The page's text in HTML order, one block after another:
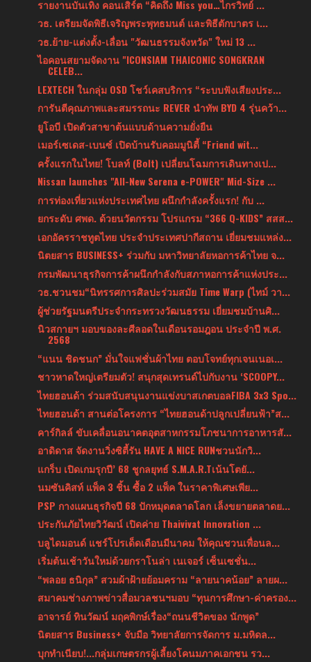
รายงานบันเทิง คอนเสิร์ต “คิดถึง Miss you…ไกรวิทย์ ...
วธ. เตรียมจัดพิธีเจริญพระพุทธมนต์ และพิธีตักบาตร เ...
วธ.ย้าย-แต่งตั้ง-เลื่อน "วัฒนธรรมจังหวัด" ใหม่ 13 ...
ไอคอนสยามจัดงาน "ICONSIAM THAICONIC SONGKRAN
CELEB...
LEXTECH ในกลุ่ม OSD โชว์เคสบริการ “ระบบฟังเสียงประ...
การันตีคุณภาพและสมรรถนะ REVER นำทัพ BYD 4 รุ่นคว้า...
ยูโอบี เปิดตัวสาขาต้นแบบด้านความยั่งยืน
เมอร์เซเดส-เบนซ์ เปิดบ้านรับคอมมูนิตี้ “Friend wit...
ครั้งแรกในไทย! โบลท์ (Bolt) เปลี่ยนโฉมการเดินทางเป...
Nissan launches "All-New Serena e-POWER" Mid-Size ...
การท่องเที่ยวแห่งประเทศไทย ผนึกกำลังครั้งแรก! กับ ...
ยกระดับ ศพด. ด้วยนวัตกรรม โปรแกรม “366 Q-KIDS” สสส...
เอกอัครราชทูตไทย ประจำประเทศปากีสถาน เยี่ยมชมแหล่ง...
นิตยสาร BUSINESS+ ร่วมกับ มหาวิทยาลัยหอการค้าไทย จ...
กรมพัฒนาธุรกิจการค้าผนึกกำลังกับสภาหอการค้าแห่งประ...
วธ.ชวนชม“นิทรรศการศิลปะร่วมสมัย Time Warp (ไทม์ วา...
ผู้ช่วยรัฐมนตรีประจำกระทรวงวัฒนธรรม เยี่ยมชมบ้านศิ...
นิวสกายฯ มอบของละศีลอดในเดือนรอมฎอน ประจำปี พ.ศ.
2568
“แนน ชิดชนก” มั่นใจแฟชั่นผ้าไทย ตอบโจทย์ทุกเจนเนอเ...
ชาวหาดใหญ่เตรียมตัว! สนุกสุดเทรนด์ไปกับงาน ‘SCOOPY...
ไทยฮอนด้า ร่วมสนับสนุนงานแข่งบาสเกตบอลFIBA 3x3 Spo...
ไทยฮอนด้า สานต่อโครงการ “ไทยฮอนด้าปลูกเปลี่ยนฟ้า”ส...
คาร์กิลล์ ขับเคลื่อนอนาคตอุตสาหกรรมโภชนาการอาหารสั...
อาดิดาส จัดงานวิ่งซิตี้รัน HAVE A NICE RUNชวนนักวิ...
แกร็บ เปิดเกมรุกปี’ 68 ชูกลยุทธ์ S.M.A.R.Tเน้นโตยั...
นมซันคิสท์ แพ็ค 3 ชิ้น ซื้อ 2 แพ็ค ในราคาพิเศษเพีย...
PSP กางแผนธุรกิจปี 68 ปักหมุดตลาดโลก เล็งขยายตลาดย...
ประกันภัยไทยวิวัฒน์ เปิดค่าย Thaivivat Innovation ...
บลูไดมอนด์ แชร์โปรเด็ดเดือนมีนาคม ให้คุณชวนเพื่อนล...
เริ่มต้นเช้าวันใหม่ด้วยกราโนล่า เนเจอร์ เซ็นเซชั่น...
“พลอย ธนิกุล” สวมผ้าฝ้ายย้อมคราม “ลายนาคน้อย” ลายผ...
สมาคมช่างภาพข่าวสื่อมวลชนฯมอบ “ทุนการศึกษา-ค่าครอง...
อาจารย์ ทินวัฒน์ มฤคพิกษ์เรื่อง“ถนนชีวิตของ นักพูด”
นิตยสาร Business+ จับมือ วิทยาลัยการจัดการ ม.มหิดล...
บุกทำเนียบ!...กลุ่มเกษตรกรผู้เลี้ยงโคนมภาคเอกชน รว...